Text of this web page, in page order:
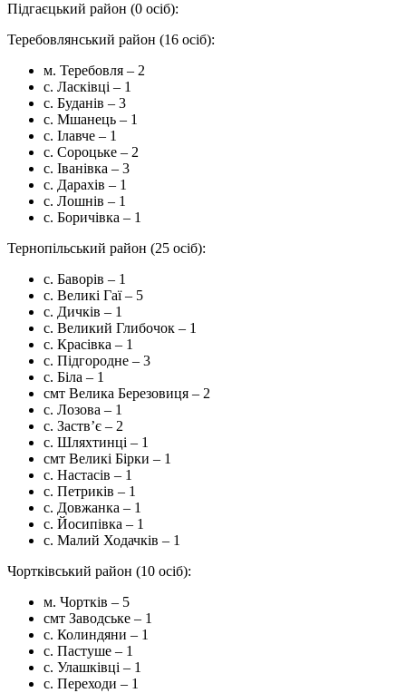
Підгаєцький район (0 осіб):
Теребовлянський район (16 осіб):
м. Теребовля – 2
с. Ласківці – 1
с. Буданів – 3
с. Мшанець – 1
с. Ілавче – 1
с. Сороцьке – 2
с. Іванівка – 3
с. Дарахів – 1
с. Лошнів – 1
с. Боричівка – 1
Тернопільський район (25 осіб):
с. Баворів – 1
с. Великі Гаї – 5
с. Дичків – 1
с. Великий Глибочок – 1
с. Красівка – 1
с. Підгородне – 3
с. Біла – 1
смт Велика Березовиця – 2
с. Лозова – 1
с. Заств’є – 2
с. Шляхтинці – 1
смт Великі Бірки – 1
с. Настасів – 1
с. Петриків – 1
с. Довжанка – 1
с. Йосипівка – 1
с. Малий Ходачків – 1
Чортківський район (10 осіб):
м. Чортків – 5
смт Заводське – 1
с. Колиндяни – 1
с. Пастуше – 1
с. Улашківці – 1
с. Переходи – 1